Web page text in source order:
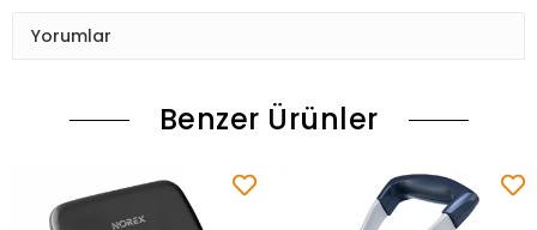
Yorumlar
Benzer Ürünler